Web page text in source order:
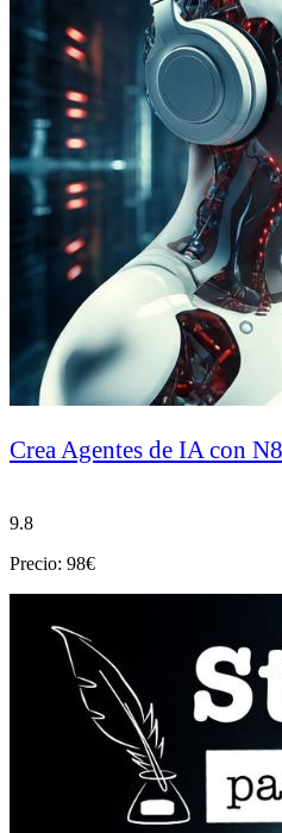
Crea Agentes de IA con
9.8
Precio: 98€